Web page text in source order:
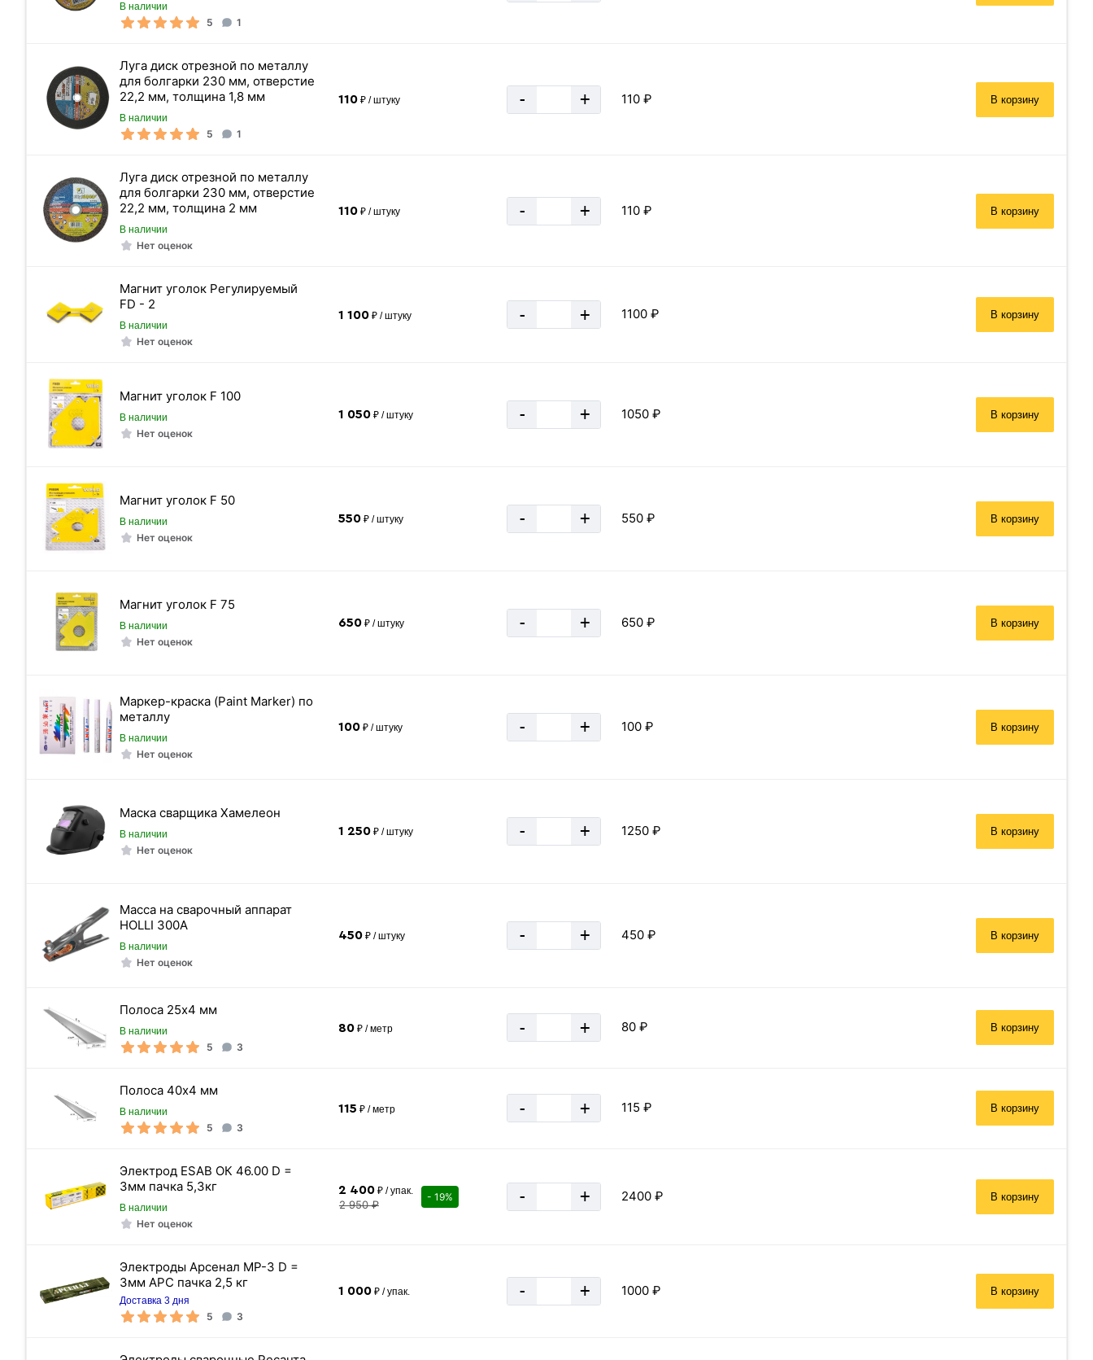
В наличии
5 1
Луга диск отрезной по металлу
для болгарки 230 мм, отверстие
22,2 мм, толщина 1,8 мм
В наличии
5 1
110₽ / штуку - + 110 ₽ В корзину
Луга диск отрезной по металлу
для болгарки 230 мм, отверстие
22,2 мм, толщина 2 мм
В наличии
Нет оценок
110₽ / штуку - + 110 ₽ В корзину
Магнит уголок Регулируемый
FD - 2
В наличии
Нет оценок
1 100₽ / штуку - + 1100 ₽ В корзину
Магнит уголок F 100
В наличии
Нет оценок
1 050₽ / штуку - + 1050 ₽ В корзину
Магнит уголок F 50
В наличии
Нет оценок
550₽ / штуку - + 550 ₽ В корзину
Магнит уголок F 75
В наличии
Нет оценок
650₽ / штуку - + 650 ₽ В корзину
Маркер-краска (Paint Marker) по
металлу
В наличии
Нет оценок
100₽ / штуку - + 100 ₽ В корзину
Маска сварщика Хамелеон
В наличии
Нет оценок
1 250₽ / штуку - + 1250 ₽ В корзину
Масса на сварочный аппарат
HOLLI 300А
В наличии
Нет оценок
450₽ / штуку - + 450 ₽ В корзину
Полоса 25х4 мм
В наличии
5 3
80₽ / метр - + 80 ₽ В корзину
Полоса 40х4 мм
В наличии
5 3
115 ₽ / метр - + 115 ₽ В корзину
Электрод ESAB ОК 46.00 D =
3мм пачка 5,3кг
В наличии
Нет оценок
2 400₽ / упак.
2 950 ₽
- 19% - + 2400 ₽ В корзину
Электроды Арсенал МР-3 D =
3мм АРС пачка 2,5 кг
Доставка 3 дня
5 3
1 000₽ / упак. - + 1000 ₽ В корзину
«Быстрый заказ»
Длина швеллера
Масса 1 п/м кг.
Страна-производитель Россия
Высота 65 мм
Толщина стенки 4.4 мм
Ширина швеллера 36 мм
Цвет Серый
Цена указана
Вес 1 метра
Метров в 1 тонне
Количество штук в 1 тонне
Вес 12 метр, тн